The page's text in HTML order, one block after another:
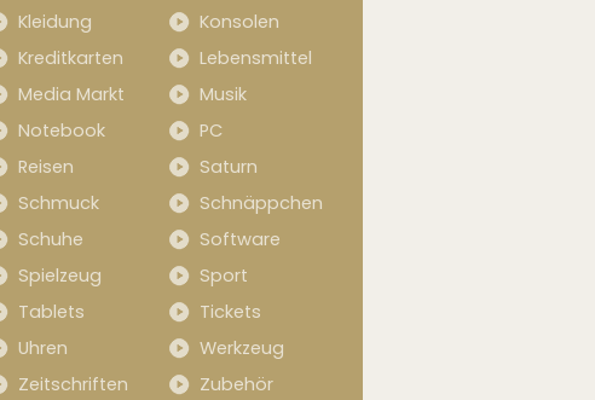
Kleidung
Konsolen
Kreditkarten
Lebensmittel
Media Markt
Musik
Notebook
PC
Reisen
Saturn
Schmuck
Schnäppchen
Schuhe
Software
Spielzeug
Sport
Tablets
Tickets
Uhren
Werkzeug
Zeitschriften
Zubehör